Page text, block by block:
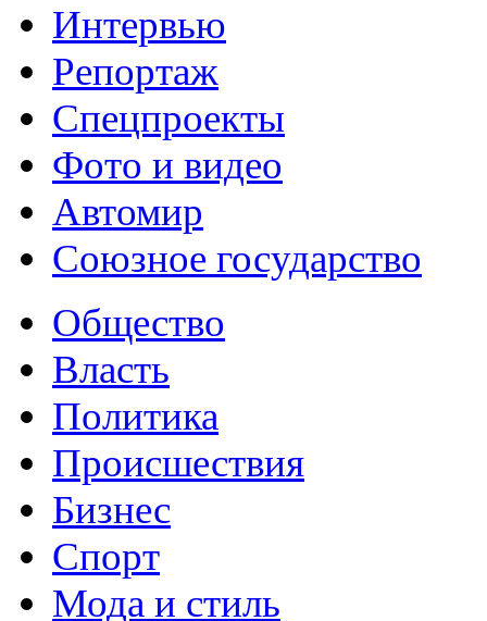
Интервью
Репортаж
Спецпроекты
Фото и видео
Автомир
Союзное государство
Общество
Власть
Политика
Происшествия
Бизнес
Спорт
Мода и стиль